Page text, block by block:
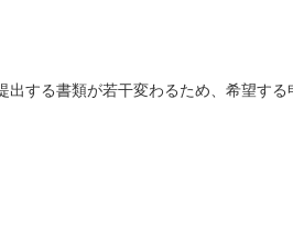
する書類が若干変わるため、希望する